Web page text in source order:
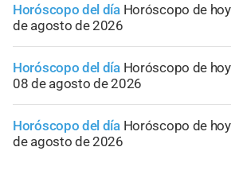
Horóscopo del día Horóscopo de
de agosto de 2026
Horóscopo del día Horóscopo de
08 de agosto de 2026
Horóscopo del día Horóscopo de
de agosto de 2026